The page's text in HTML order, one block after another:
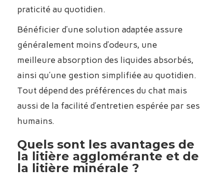
praticité au quotidien.
Bénéficier d’une solution adaptée assure
généralement moins d’odeurs, une
meilleure absorption des liquides absorbés,
ainsi qu’une gestion simplifiée au quotidien.
Tout dépend des préférences du chat mais
aussi de la facilité d’entretien espérée par ses
humains.
Quels sont les avantages de
la litière agglomérante et de
la litière minérale ?